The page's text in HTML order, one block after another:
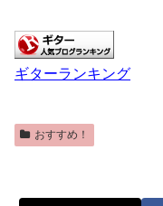
ギターランキング
おすすめ！